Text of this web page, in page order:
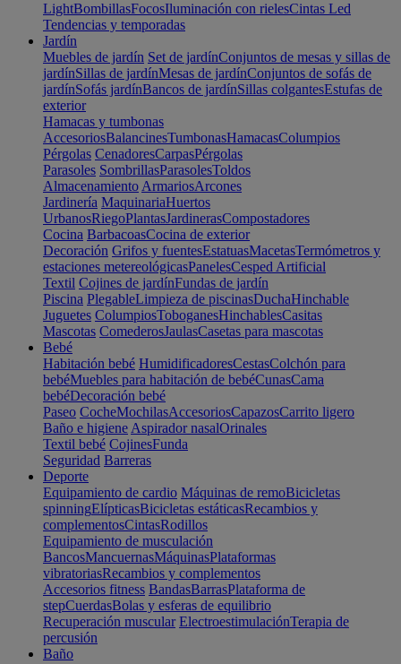
LightBombillasFocosIluminación con rielesCintas Led
Tendencias y temporadas
Jardín
Muebles de jardín Set de jardínConjuntos de mesas y sillas de
jardínSillas de jardínMesas de jardínConjuntos de sofás de
jardínSofás jardínBancos de jardínSillas colgantesEstufas de
exterior
Hamacas y tumbonas
AccesoriosBalancinesTumbonasHamacasColumpios
Pérgolas CenadoresCarpasPérgolas
Parasoles SombrillasParasolesToldos
Almacenamiento ArmariosArcones
Jardinería MaquinariaHuertos
UrbanosRiegoPlantasJardinerasCompostadores
Cocina BarbacoasCocina de exterior
Decoración Grifos y fuentesEstatuasMacetasTermómetros y
estaciones metereológicasPanelesCesped Artificial
Textil Cojines de jardínFundas de jardín
Piscina PlegableLimpieza de piscinasDuchaHinchable
Juguetes ColumpiosToboganesHinchablesCasitas
Mascotas ComederosJaulasCasetas para mascotas
Bebé
Habitación bebé HumidificadoresCestasColchón para
bebéMuebles para habitación de bebéCunasCama
bebéDecoración bebé
Paseo CocheMochilasAccesoriosCapazosCarrito ligero
Baño e higiene Aspirador nasalOrinales
Textil bebé CojinesFunda
Seguridad Barreras
Deporte
Equipamiento de cardio Máquinas de remoBicicletas
spinningElípticasBicicletas estáticasRecambios y
complementosCintasRodillos
Equipamiento de musculación
BancosMancuernasMáquinasPlataformas
vibratoriasRecambios y complementos
Accesorios fitness BandasBarrasPlataforma de
stepCuerdasBolas y esferas de equilibrio
Recuperación muscular ElectroestimulaciónTerapia de
percusión
Baño